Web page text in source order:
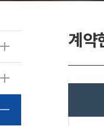
계약